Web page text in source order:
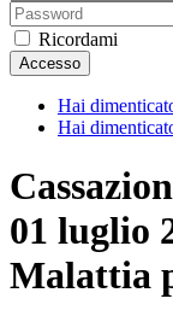
Ricordami
Accesso
Hai
Hai
01 luglio
Malattia